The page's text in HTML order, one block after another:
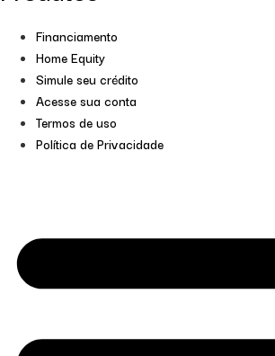
Financiamento
Home Equity
Simule seu crédito
Acesse sua conta
Termos de uso
Política de Privacidade